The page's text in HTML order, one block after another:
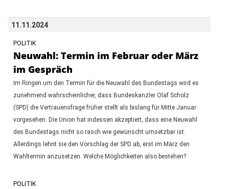
11.11.2024
POLITIK
Neuwahl: Termin im Februar oder März
im Gespräch
Im Ringen um den Termin für die Neuwahl des Bundestags wird es
zunehmend wahrscheinlicher, dass Bundeskanzler Olaf Scholz
(SPD) die Vertrauensfrage früher stellt als bislang für Mitte Januar
vorgesehen. Die Union hat indessen akzeptiert, dass eine Neuwahl
des Bundestags nicht so rasch wie gewünscht umsetzbar ist.
Allerdings lehnt sie den Vorschlag der SPD ab, erst im März den
Wahltermin anzusetzen. Welche Möglichkeiten also bestehen?
POLITIK